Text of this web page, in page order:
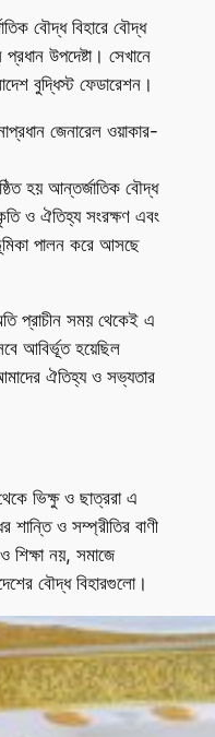
বৌদ্ধ বিহারে বৌদ্ধ
উপদেষ্টা। সেখানে
বুদ্ধিস্ট ফেডারেশন।
জেনারেল ওয়াকার-
হয় আন্তর্জাতিক বৌদ্ধ
ও ঐতিহ্য সংরক্ষণ এবং
পালন করে আসছে
প্রাচীন সময় থেকেই এ
আবির্ভূত হয়েছিল
ঐতিহ্য ও সভ্যতার
ভিক্ষু ও ছাত্ররা এ
ও সম্প্রীতির বাণী
শিক্ষা নয়, সমাজে
বৌদ্ধ বিহারগুলো।